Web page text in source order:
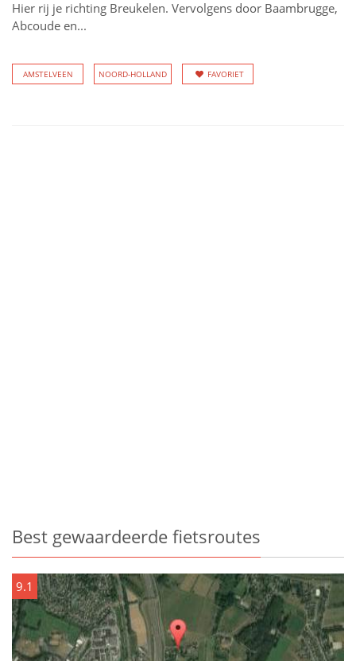
Hier rij je richting Breukelen. Vervolgens door Baambrugge,
Abcoude en...
AMSTELVEEN NOORD-HOLLAND FAVORIET
Best gewaardeerde fietsroutes
9.1